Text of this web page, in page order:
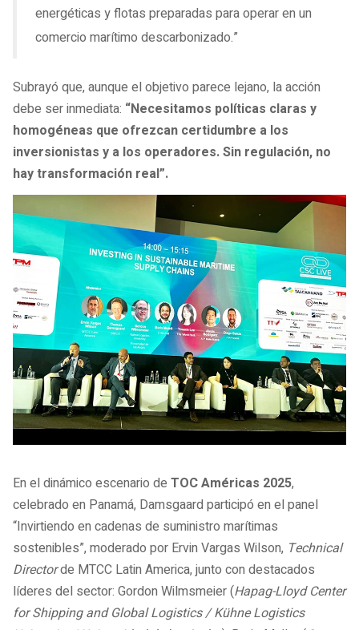
energéticas y flotas preparadas para operar en un
comercio marítimo descarbonizado.”
Subrayó que, aunque el objetivo parece lejano, la acción
debe ser inmediata: “Necesitamos políticas claras y
homogéneas que ofrezcan certidumbre a los
inversionistas y a los operadores. Sin regulación, no
hay transformación real”.
En el dinámico escenario de TOC Américas 2025,
celebrado en Panamá, Damsgaard participó en el panel
“Invirtiendo en cadenas de suministro marítimas
sostenibles”, moderado por Ervin Vargas Wilson, Technical
Directorde MTCC Latin America, junto con destacados
líderes del sector: Gordon Wilmsmeier (Hapag-Lloyd Center
for Shipping and Global Logistics / Kühne Logistics